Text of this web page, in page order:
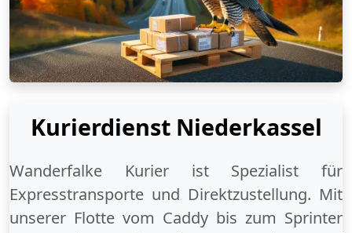
Kurierdienst Niederkassel
Wanderfalke Kurier ist Spezialist für
Expresstransporte und Direktzustellung. Mit
unserer Flotte vom Caddy bis zum Sprinter